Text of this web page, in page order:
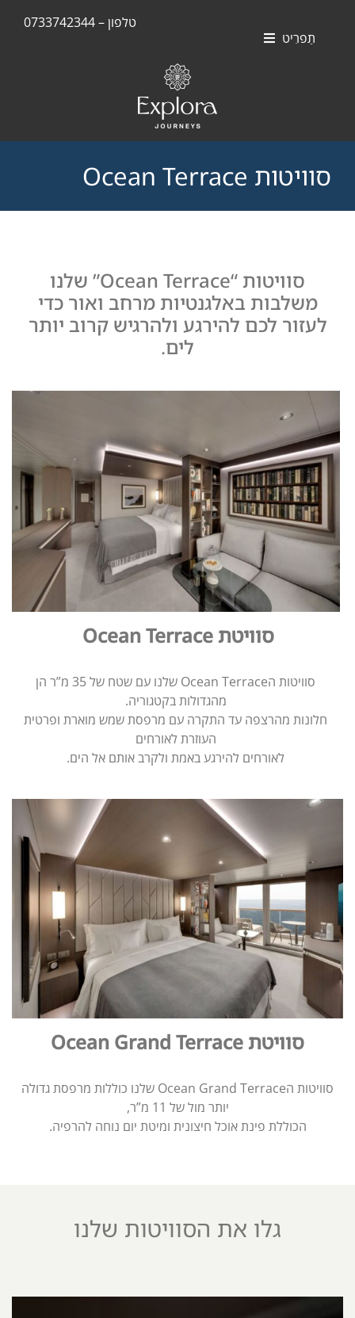
תַפרִיט
סוויטות
טלפון – 0733742344
סוויטות Ocean Terrace
סוויטות “Ocean Terrace” שלנו
משלבות באלגנטיות מרחב ואור כדי
לעזור לכם להירגע ולהרגיש קרוב יותר
לים.
סוויטת Ocean Terrace
סוויטות הOcean Terrace ​​שלנו עם שטח של 35 מ”ר הן
מהגדולות בקטגוריה.
חלונות מהרצפה עד התקרה עם מרפסת שמש מוארת ופרטית
העוזרת לאורחים
לאורחים להירגע באמת ולקרב אותם אל הים.
סוויטת Ocean Grand Terrace
סוויטות הOcean Grand Terrace​​ שלנו כוללות מרפסת גדולה
יותר מול ​​של 11 מ”ר,
הכוללת פינת אוכל חיצונית ומיטת יום נוחה להרפיה.
גלו את הסוויטות שלנו